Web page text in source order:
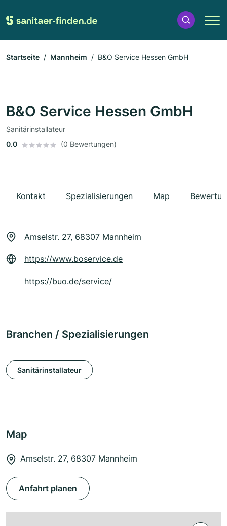
Startseite Mannheim B&O Service Hessen GmbH
B&O Service Hessen GmbH
Sanitärinstallateur
0.0
(0 Bewertungen)
Kontakt Spezialisierungen Map
Amselstr. 27, 68307 Mannheim
https://www.boservice.de
https://buo.de/service/
Branchen / Spezialisierungen
Sanitärinstallateur
Map
Amselstr. 27, 68307 Mannheim
Anfahrt planen